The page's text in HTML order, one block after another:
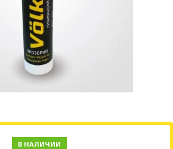
В НАЛИЧИИ